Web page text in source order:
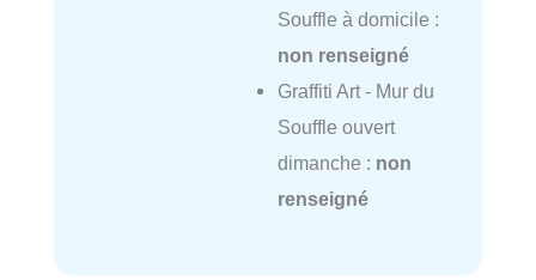
Souffle à domicile :
non renseigné
Graffiti Art - Mur du
Souffle ouvert
dimanche : non
renseigné